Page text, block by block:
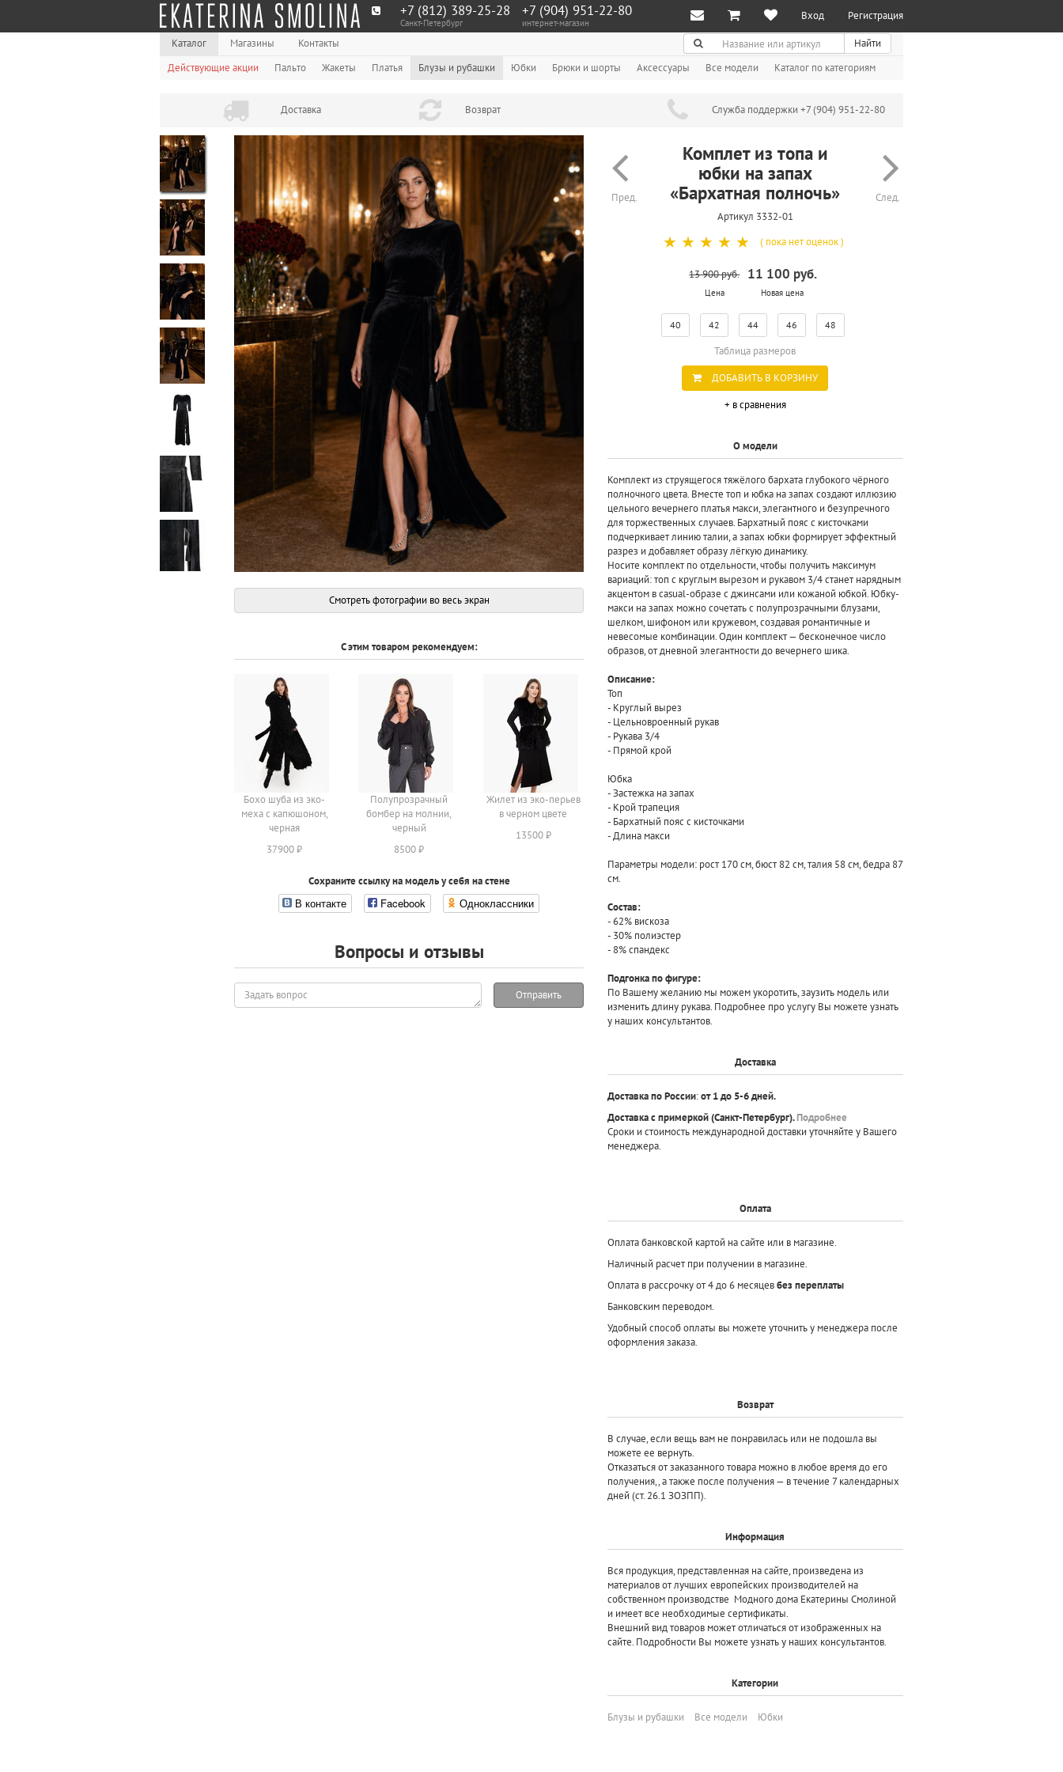
+7 (812) 389-25-28
Санкт-Петербург
+7 (904) 951‑22‑80
интернет-магазин
Вход Регистрация
Каталог Магазины Контакты Поиск
Найти
Действующие акции
Пальто Жакеты Платья Блузы и рубашки Юбки Брюки и шорты Аксессуары Все модели Каталог по категориям
Доставка Возврат Служба поддержки +7 (904) 951-22-80
Смотреть фотографии во весь экран
С этим товаром рекомендуем:
Бохо шуба из эко-
меха с капюшоном,
черная
37900 ₽
Полупрозрачный
бомбер на молнии,
черный
8500 ₽
Жилет из эко-перьев
в черном цвете
13500 ₽
Сохраните ссылку на модель у себя на стене
В контакте Facebook Одноклассники
Вопросы и отзывы
Задать
вопрос
Отправить
Пред.
Комплет из топа и
юбки на запах
«Бархатная полночь»
Артикул 3332-01
След.
☆
☆
☆
☆
☆ ( пока нет оценок )
13 900 руб.
Цена
11 100 руб.
Новая цена
40 42 44 46 48
Таблица размеров
ДОБАВИТЬ В КОРЗИНУ
+ в сравнения
О модели
Комплект из струящегося тяжёлого бархата глубокого чёрного
полночного цвета. Вместе топ и юбка на запах создают иллюзию
цельного вечернего платья макси, элегантного и безупречного
для торжественных случаев. Бархатный пояс с кисточками
подчеркивает линию талии, а запах юбки формирует эффектный
разрез и добавляет образу лёгкую динамику.
Носите комплект по отдельности, чтобы получить максимум
вариаций: топ с круглым вырезом и рукавом 3/4 станет нарядным
акцентом в casual-образе с джинсами или кожаной юбкой. Юбку-
макси на запах можно сочетать с полупрозрачными блузами,
шелком, шифоном или кружевом, создавая романтичные и
невесомые комбинации. Один комплект — бесконечное число
образов, от дневной элегантности до вечернего шика.
Описание:
Топ
- Круглый вырез
- Цельновроенный рукав
- Рукава 3/4
- Прямой крой
Юбка
- Застежка на запах
- Крой трапеция
- Бархатный пояс с кисточками
- Длина макси
Параметры модели: рост 170 см, бюст 82 см, талия 58 см, бедра 87
см.
Состав:
- 62% вискоза
- 30% полиэстер
- 8% спандекс
Подгонка по фигуре:
По Вашему желанию мы можем укоротить, заузить модель или
изменить длину рукава. Подробнее про услугу Вы можете узнать
у наших консультантов.
Доставка
Доставка по России:от 1 до 5-6 дней.
Доставка с примеркой(Санкт-Петербург).Подробнее
Сроки и стоимость международной доставки уточняйте у Вашего
менеджера.
Оплата
Оплата банковской картой на сайте или в магазине.
Наличный расчет при получении в магазине.
Оплата в рассрочку от 4 до 6 месяцевбез переплаты
Банковским переводом.
Удобный способ оплаты вы можете уточнить у менеджера после
оформления заказа.
Возврат
В случае, если вещь вам не понравилась или не подошла вы
можете ее вернуть.
Отказаться от заказанного товара можно в любое время до его
получения,, а также после получения — в течение 7 календарных
дней (ст. 26.1 ЗОЗПП).
Информация
Вся продукция, представленная на сайте, произведена из
материалов от лучших европейских производителей на
собственном производстве Модного дома Екатерины Смолиной
и имеет все необходимые сертификаты.
Внешний вид товаров может отличаться от изображенных на
сайте. Подробности Вы можете узнать у наших консультантов.
Категории
Блузы и рубашки Все модели Юбки